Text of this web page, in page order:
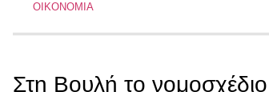
ΟΙΚΟΝΟΜΙΑ
Στη Βουλή το